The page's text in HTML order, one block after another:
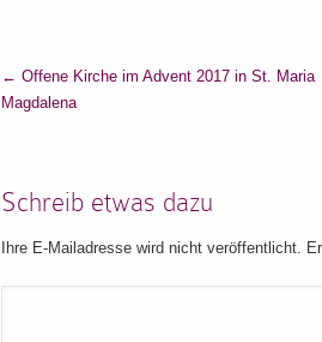
← Offene Kirche im Advent 2017 in St. Maria
Magdalena
Schreib etwas dazu
Ihre E-Mailadresse wird nicht veröffentlicht.